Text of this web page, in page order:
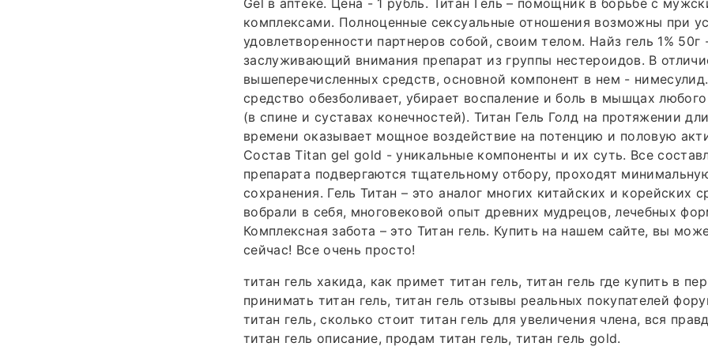
комплексами. Полноценные сексуальные отношения возможны при
удовлетворенности партнеров собой, своим телом. Найз гель 1%
заслуживающий внимания препарат из группы нестероидов. В
вышеперечисленных средств, основной компонент в нем -
средство обезболивает, убирает воспаление и боль в мышцах
(в спине и суставах конечностей). Титан Гель Голд на протяжении
времени оказывает мощное воздействие на потенцию и половую
Состав Titan gel gold - уникальные компоненты и их суть. Все
препарата подвергаются тщательному отбору, проходят
сохранения. Гель Титан – это аналог многих китайских и корейских
вобрали в себя, многовековой опыт древних мудрецов, лечебных
Комплексная забота – это Титан гель. Купить на нашем сайте, вы
сейчас! Все очень просто!
титан гель хакида, как примет титан гель, титан гель где купить в
принимать титан гель, титан гель отзывы реальных покупателей
титан гель, сколько стоит титан гель для увеличения члена, вся
титан гель описание, продам титан гель, титан гель gold.